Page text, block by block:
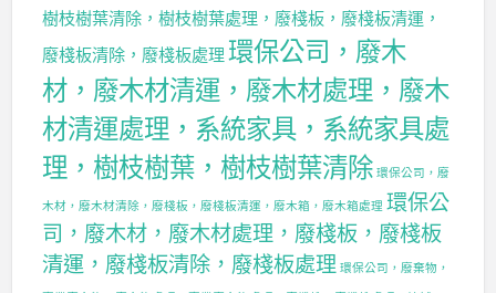
樹枝樹葉清除，樹枝樹葉處理，廢棧板，廢棧板清運，
廢棧板清除，廢棧板處理 環保公司，廢木
材，廢木材清運，廢木材處理，廢木
材清運處理，系統家具，系統家具處
理，樹枝樹葉，樹枝樹葉清除 環保公司，廢
木材，廢木材清除，廢棧板，廢棧板清運，廢木箱，廢木箱處理 環保公
司，廢木材，廢木材處理，廢棧板，廢棧板
清運，廢棧板清除，廢棧板處理 環保公司，廢棄物，